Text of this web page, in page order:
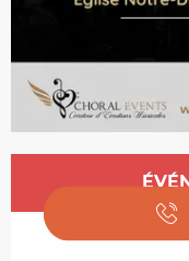
Ouverture et